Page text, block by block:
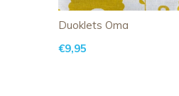
Duoklets Oma
€9,95